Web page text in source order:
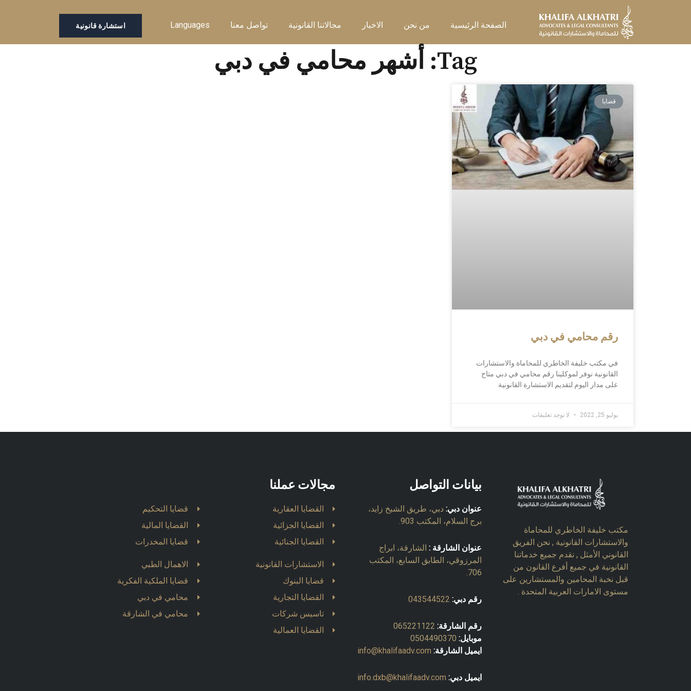
الصفحة الرئيسية من نحن الاخبار مجالاتنا القانونية تواصل معنا Languages استشارة قانونية
Tag: أشهر محامي في دبي
قضايا
رقم محامي في دبي
في مكتب خليفة الخاطري للمحاماة والاستشارات
القانونية نوفر لموكلينا رقم محامي في دبي متاح
على مدار اليوم لتقديم الاستشارة القانونية
يوليو 25, 2022 لا توجد تعليقات
مكتب خليفة الخاطري للمحاماة
والاستشارات القانونية , نحن الفريق
القانوني الأمثل , نقدم جميع خدماتنا
القانونية في جميع أفرع القانون من
قبل نخبة المحامين والمستشارين على
مستوى الامارات العربية المتحدة .
بيانات التواصل
عنوان دبي: دبي، طريق الشيخ زايد،
برج السلام، المكتب 903.
عنوان الشارقة : الشارقة، ابراج
المرزوقي، الطابق السابع، المكتب
706.
رقم دبي: 043544522
رقم الشارقة: 065221122
موبايل: 0504490370
ايميل الشارقة: info@khalifaadv.com
ايميل دبي: info.dxb@khalifaadv.com
مجالات عملنا
القضايا العقارية
القضايا الجزائية
القضايا الجنائية
الاستشارات القانونية
قضايا البنوك
القضايا التجارية
تاسيس شركات
القضايا العمالية
قضايا التحكيم
القضايا المالية
قضايا المخدرات
الاهمال الطبي
قضايا الملكية الفكرية
محامي في دبي
محامي في الشارقة